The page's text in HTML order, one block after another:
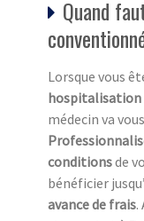
Quand
Lorsque vous
hospitalisation
médecin va vous
conditionsde
bénéficier
avance de frais.